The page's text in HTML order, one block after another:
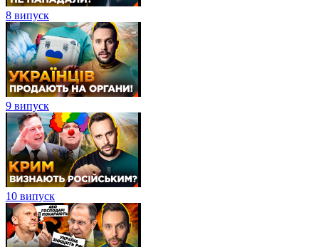
8 випуск
9 випуск
10 випуск